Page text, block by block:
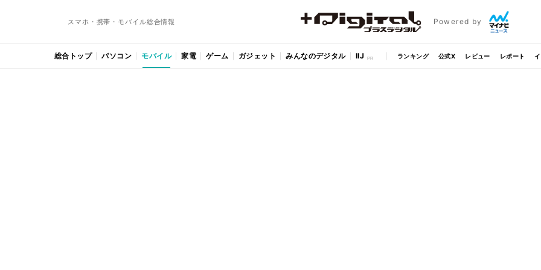
スマホ・携帯・モバイル総合情報 Powered by
総合トップ パソコン モバイル 家電 ゲーム ガジェット みんなのデジタル IIJ ランキング 公式X レビュー レポート